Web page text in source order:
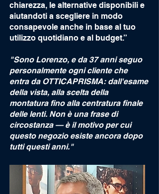
chiarezza, le alternative disponibili e
aiutandoti a scegliere in modo
consapevole anche in base al tuo
utilizzo quotidiano e al budget.”
"Sono Lorenzo, e da 37 anni seguo
personalmente ogni cliente che
entra da OTTICAPRISMA: dall'esame
della vista, alla scelta della
montatura fino alla centratura finale
delle lenti. Non è una frase di
circostanza — è il motivo per cui
questo negozio esiste ancora dopo
tutti questi anni."